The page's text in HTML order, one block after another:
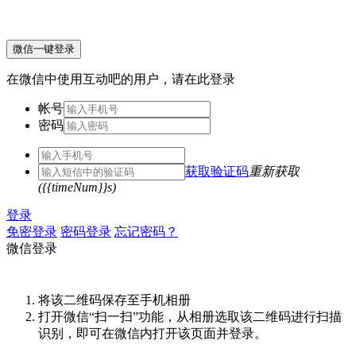
微信一键登录
在微信中使用互动吧的用户，请在此登录
帐号
密码
获取验证码重新获取
({{timeNum}}s)
登录
免密登录 密码登录 忘记密码？
微信登录
将该二维码保存至手机相册
打开微信“扫一扫”功能，从相册选取该二维码进行扫描
识别，即可在微信内打开该页面并登录。